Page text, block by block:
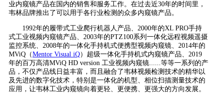
业内窥镜产品在国内的销售和服务工作。在过去近30年的时间里，
韦林品牌推出了可以用于各行业检测的众多内窥镜产品。
1992年的履带式工业爬行机器人产品、2000年的XL PRO手持
式工业视频内窥镜产品、2003年的PTZ100系列一体化远程视频遥摄
监控系统、2008年的一体化手持机式便携型视频内窥镜、2014年的
MViQ（Mentor Visual iQ）超级一体化手持机式内窥镜产品、2019
年的百万高清MViQ HD version 工业视频内窥镜......等等一系列的产
品，不仅产品线日益丰富，而且融合了韦林视频检测技术的精华以
及先进的数字化技术，特别是一体化的机型、相位扫描测量技术的
应用，让韦林工业内窥镜向着更轻、更便携、更强大的方向发展。